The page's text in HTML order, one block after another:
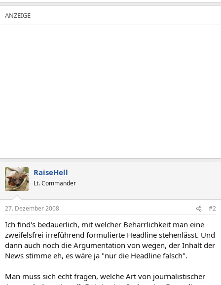
RaiseHell
Lt. Commander
27. Dezember 2008 #2
Ich find's bedauerlich, mit welcher Beharrlichkeit man eine
zweifelsfrei irreführend formulierte Headline stehenlässt. Und
dann auch noch die Argumentation von wegen, der Inhalt der
News stimme eh, es wäre ja "nur die Headline falsch".
Man muss sich echt fragen, welche Art von journalistischer